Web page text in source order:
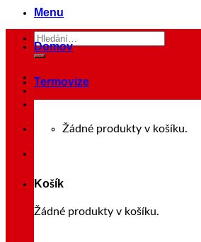
Menu
Hledat:
Přihlášení
Žádné produkty v košíku.
Košík
Žádné produkty v košíku.
Domov
Termovize